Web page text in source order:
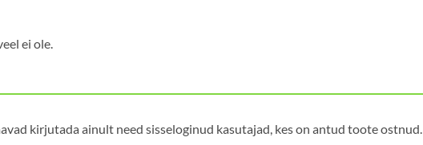
ei ole.
kirjutada ainult need sisseloginud kasutajad, kes on antud toote ostnud.